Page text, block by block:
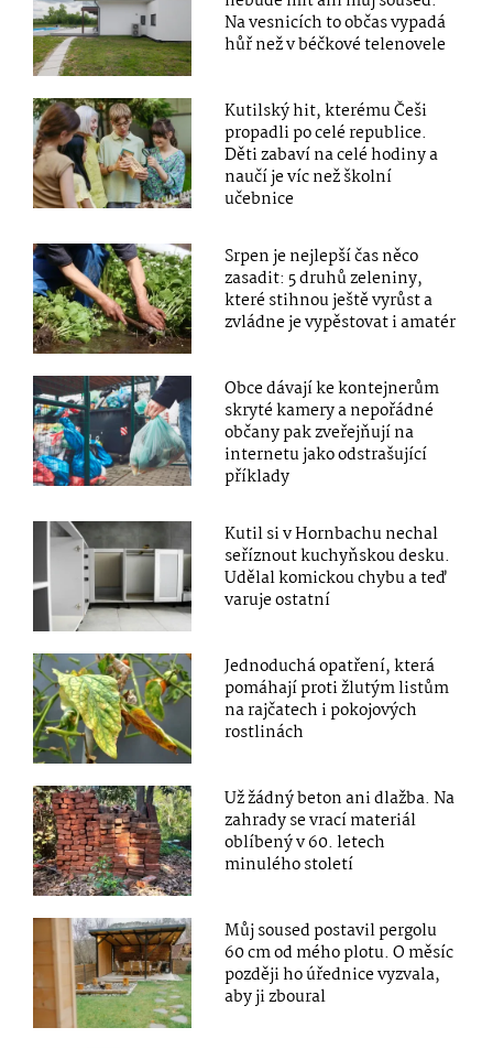
Na vesnicích to občas vypadá
hůř než v béčkové telenovele
Kutilský hit, kterému Češi
propadli po celé republice.
Děti zabaví na celé hodiny a
naučí je víc než školní
učebnice
Srpen je nejlepší čas něco
zasadit: 5 druhů zeleniny,
které stihnou ještě vyrůst a
zvládne je vypěstovat i amatér
Obce dávají ke kontejnerům
skryté kamery a nepořádné
občany pak zveřejňují na
internetu jako odstrašující
příklady
Kutil si v Hornbachu nechal
seříznout kuchyňskou desku.
Udělal komickou chybu a teď
varuje ostatní
Jednoduchá opatření, která
pomáhají proti žlutým listům
na rajčatech i pokojových
rostlinách
Už žádný beton ani dlažba. Na
zahrady se vrací materiál
oblíbený v 60. letech
minulého století
Můj soused postavil pergolu
60 cm od mého plotu. O měsíc
později ho úřednice vyzvala,
aby ji zboural